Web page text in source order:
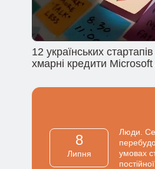
12 українських
хмарні кредити
8
Липня
Люди.
умовах